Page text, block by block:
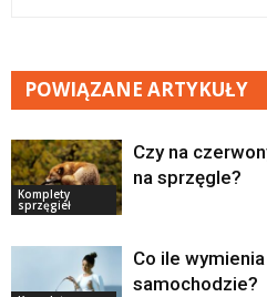
POWIĄZANE ARTYKUŁY
Komplety
sprzęgieł
Czy na
na sprzęgle?
Co ile
samochodzie?